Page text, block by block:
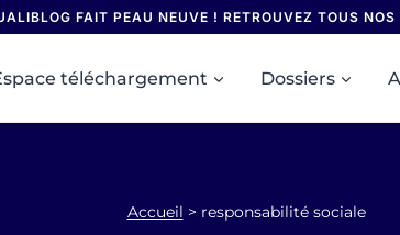
FAIT PEAU NEUVE ! RETROUVEZ TOUS
téléchargement Dossiers
Accueil > responsabilité sociale